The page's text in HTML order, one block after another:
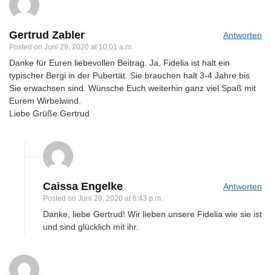
Gertrud Zabler
Posted on Juni 29, 2020 at 10:01 a.m.
Antworten
Danke für Euren liebevollen Beitrag. Ja, Fidelia ist halt ein
typischer Bergi in der Pubertät. Sie brauchen halt 3-4 Jahre bis
Sie erwachsen sind. Wünsche Euch weiterhin ganz viel Spaß mit
Eurem Wirbelwind.
Liebe Grüße Gertrud
Caissa Engelke
Posted on Juni 29, 2020 at 6:43 p.m.
Antworten
Danke, liebe Gertrud! Wir lieben unsere Fidelia wie sie ist
und sind glücklich mit ihr.